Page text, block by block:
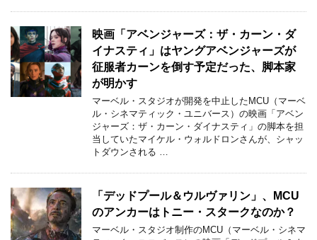
映画「アベンジャーズ：ザ・カーン・ダ
イナスティ」はヤングアベンジャーズが
征服者カーンを倒す予定だった、脚本家
が明かす
マーベル・スタジオが開発を中止したMCU（マーベ
ル・シネマティック・ユニバース）の映画「アベン
ジャーズ：ザ・カーン・ダイナスティ」の脚本を担
当していたマイケル・ウォルドロンさんが、シャッ
トダウンされる …
「デッドプール＆ウルヴァリン」、MCU
のアンカーはトニー・スタークなのか？
マーベル・スタジオ制作のMCU（マーベル・シネマ